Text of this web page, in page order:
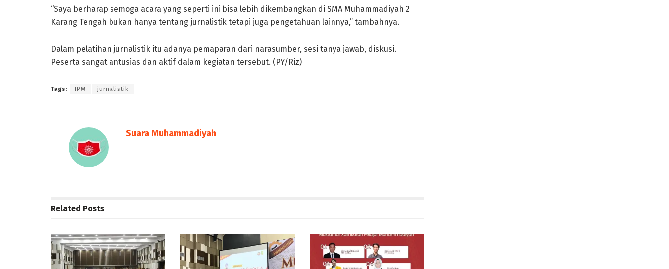
“Saya berharap semoga acara yang seperti ini bisa lebih dikembangkan di SMA Muhammadiyah 2
Karang Tengah bukan hanya tentang jurnalistik tetapi juga pengetahuan lainnya,” tambahnya.
Dalam pelatihan jurnalistik itu adanya pemaparan dari narasumber, sesi tanya jawab, diskusi.
Peserta sangat antusias dan aktif dalam kegiatan tersebut. (PY/Riz)
Tags: IPM jurnalistik
Suara Muhammadiyah
Related Posts